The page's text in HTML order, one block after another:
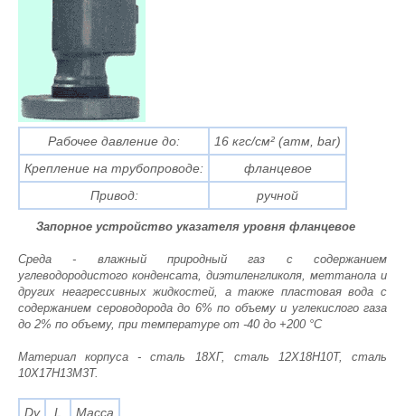
Рабочее давление до:
16 кгс/см² (атм, bar)
Крепление на трубопроводе:
фланцевое
Привод:
ручной
Запорное устройство указателя уровня фланцевое
Среда - влажный природный газ с содержанием
углеводородистого конденсата, диэтиленгликоля, меттанола и
других неагрессивных жидкостей, а также пластовая вода с
содержанием сероводорода до 6% по объему и углекислого газа
до 2% по объему, при температуре от -40 до +200 °С
Материал корпуса - сталь 18ХГ, сталь 12Х18Н10Т, сталь
10Х17Н13М3Т.
Dy L Масса